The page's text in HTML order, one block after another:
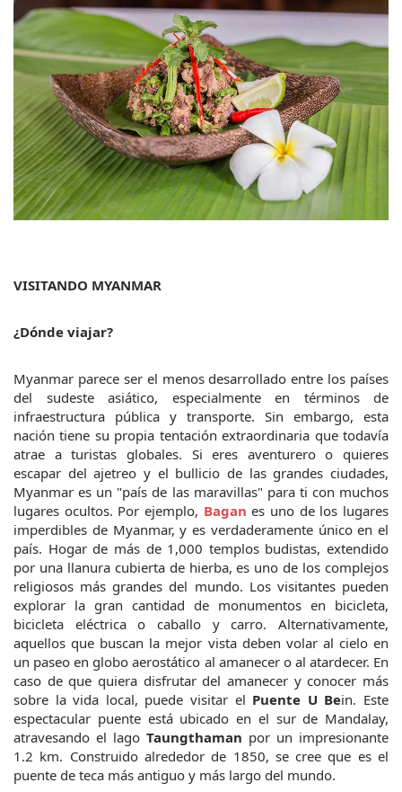
VISITANDO MYANMAR
¿Dónde viajar?
Myanmar parece ser el menos desarrollado entre los países
del sudeste asiático, especialmente en términos de
infraestructura pública y transporte. Sin embargo, esta
nación tiene su propia tentación extraordinaria que todavía
atrae a turistas globales. Si eres aventurero o quieres
escapar del ajetreo y el bullicio de las grandes ciudades,
Myanmar es un "país de las maravillas" para ti con muchos
lugares ocultos. Por ejemplo, Bagan es uno de los lugares
imperdibles de Myanmar, y es verdaderamente único en el
país. Hogar de más de 1,000 templos budistas, extendido
por una llanura cubierta de hierba, es uno de los complejos
religiosos más grandes del mundo. Los visitantes pueden
explorar la gran cantidad de monumentos en bicicleta,
bicicleta eléctrica o caballo y carro. Alternativamente,
aquellos que buscan la mejor vista deben volar al cielo en
un paseo en globo aerostático al amanecer o al atardecer. En
caso de que quiera disfrutar del amanecer y conocer más
sobre la vida local, puede visitar el Puente U Bein. Este
espectacular puente está ubicado en el sur de Mandalay,
atravesando el lago Taungthaman por un impresionante
1.2 km. Construido alrededor de 1850, se cree que es el
puente de teca más antiguo y más largo del mundo.